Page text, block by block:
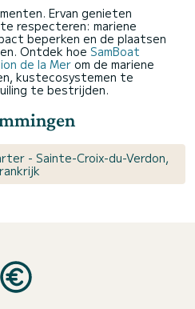
Ervan genieten
respecteren: mariene
beperken en de plaatsen
Ontdek hoe SamBoat
de la Mer om de mariene
kustecosystemen te
te bestrijden.
- Sainte-Croix-du-Verdon,